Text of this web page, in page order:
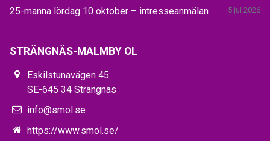
25-manna lördag 10 oktober – intresseanmälan 5 jul 2026
STRÄNGNÄS-MALMBY OL
Eskilstunavägen 45
SE-645 34 Strängnäs
info@smol.se
https://www.smol.se/